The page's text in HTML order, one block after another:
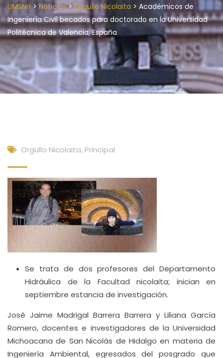
UMSNH> Noticias>Orgullo Nicolaita > Académicos de
Ingeniería Civil becados para doctorado en la Universidad
Politécnica de Valencia, España
Orgullo Nicolaita, Principal
Se trata de dos profesores del Departamento
Hidráulica de la Facultad nicolaita; inician en
septiembre estancia de investigación.
José Jaime Madrigal Barrera Barrera y Liliana García
Romero, docentes e investigadores de la Universidad
Michoacana de San Nicolás de Hidalgo en materia de
Ingeniería Ambiental, egresados del posgrado que